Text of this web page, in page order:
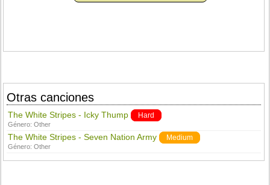
Otras canciones
The White Stripes - Icky Thump Hard
Género:Other
The White Stripes - Seven Nation Army Medium
Género:Other